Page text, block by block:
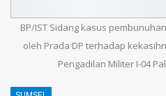
BP/IST Sidang kasus
oleh Prada DP terhadap
Pengadilan Militer I-04